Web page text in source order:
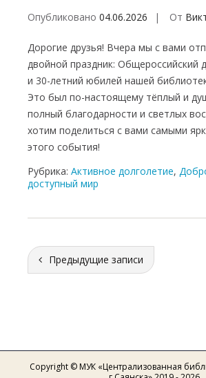
Опубликовано 04.06.2026 От
Дорогие друзья! Вчера мы с вами
двойной праздник: Общероссийский
и 30-летний юбилей нашей
Это был по-настоящему тёплый и
полный благодарности и светлых
хотим поделиться с вами самыми
этого события!
Рубрика: Активное долголетие,
доступный мир
Предыдущие записи
Copyright © МУК «Централизованная